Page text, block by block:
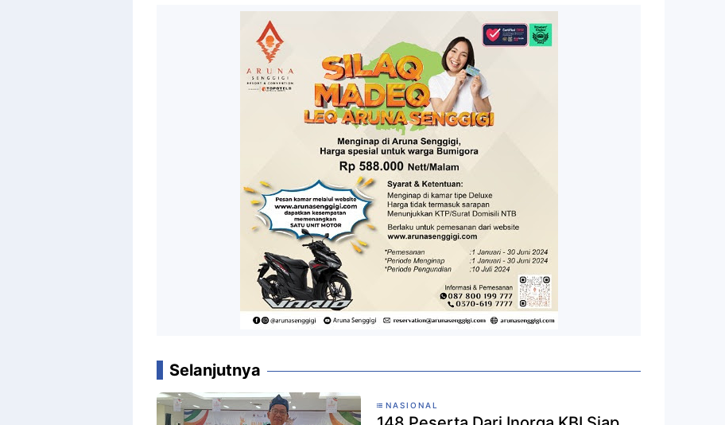
Selanjutnya
NASIONAL